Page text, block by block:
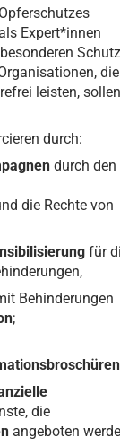
Expert*innen
Schutz
die
leisten, sollen
durch:
durch den
die Rechte von
für
Behinderungen
;
die
angeboten